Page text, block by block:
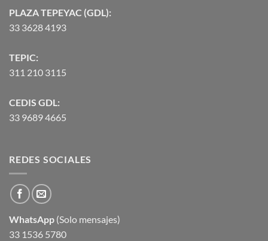
PLAZA TEPEYAC (GDL):
33 3628 4193
TEPIC:
311 210 3115
CEDIS GDL:
33 9689 4665
REDES SOCIALES
WhatsApp (Solo mensajes)
33 1536 5780